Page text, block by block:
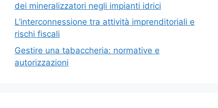
dei mineralizzatori negli impianti idrici
L’interconnessione tra attività imprenditoriali e
rischi fiscali
Gestire una tabaccheria: normative e
autorizzazioni